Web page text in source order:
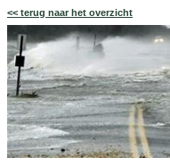
<< terug naar het overzicht